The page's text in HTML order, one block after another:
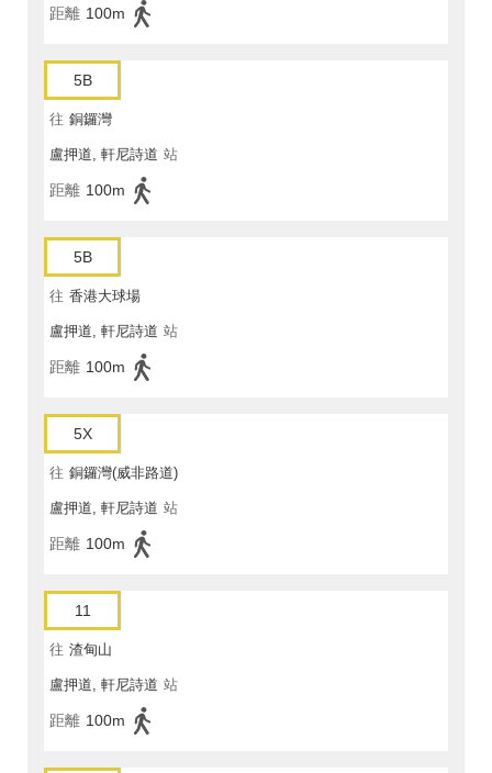
距離 100m
5B
往 銅鑼灣
盧押道, 軒尼詩道 站
距離 100m
5B
往 香港大球場
盧押道, 軒尼詩道 站
距離 100m
5X
往 銅鑼灣(威非路道)
盧押道, 軒尼詩道 站
距離 100m
11
往 渣甸山
盧押道, 軒尼詩道 站
距離 100m